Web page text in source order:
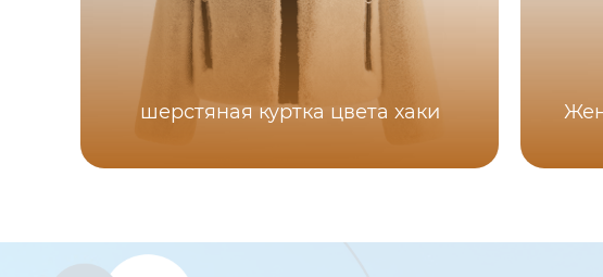
шерстяная куртка цвета хаки